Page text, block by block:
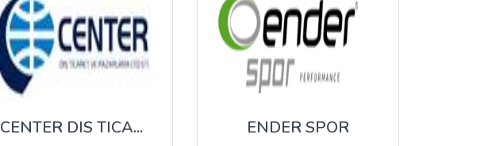
CENTER DIS TICA... ENDER SPOR